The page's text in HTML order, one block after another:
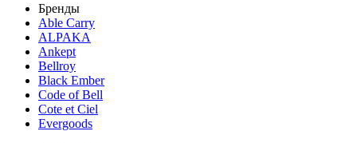
Бренды
Able Carry
ALPAKA
Ankept
Bellroy
Black Ember
Code of Bell
Cote et Ciel
Evergoods